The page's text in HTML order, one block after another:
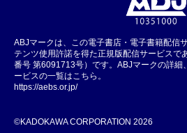
ABJマークは、この電子書店・電子書籍配信
テンツ使用許諾を得た正規版配信サービスで
番号 第6091713号）です。ABJマークの詳細
ービスの一覧はこちら。
https://aebs.or.jp/
©KADOKAWA CORPORATION 2026